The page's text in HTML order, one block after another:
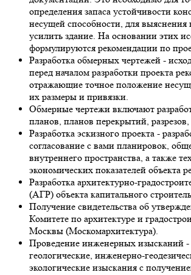
определения запаса устойчивости
несущей способности, для выяснения
усилить здание. На основании этих
формулируются рекомендации по
Разработка обмерных чертежей -
перед началом разработки проекта
отражающие точное положение
их размеры и привязки.
Обмерные чертежи включают
планов, планов перекрытий,
Разработка эскизного проекта -
согласование с вами планировок,
внутреннего пространства, а также
экономических показателей объекта
Разработка архитектурно-
(АГР) объекта капитального
Получение свидетельства об
Комитете по архитектуре и
Москвы (Москомархитектура).
Проведение инженерных изысканий
геологические, инженерно-
экологические изыскания с